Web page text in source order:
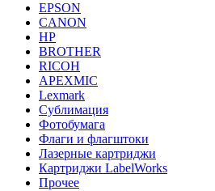
EPSON
CANON
HP
BROTHER
RICOH
APEXMIC
Lexmark
Сублимация
Фотобумага
Флаги и флагштоки
Лазерные картриджи
Картриджи LabelWorks
Прочее